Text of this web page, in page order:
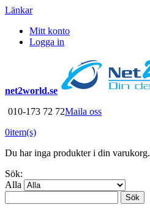
Länkar
Mitt konto
Logga in
net2world.se
010-173 72 72Maila oss
0item(s)
Du har inga produkter i din varukorg.
Sök:
Alla
Sök